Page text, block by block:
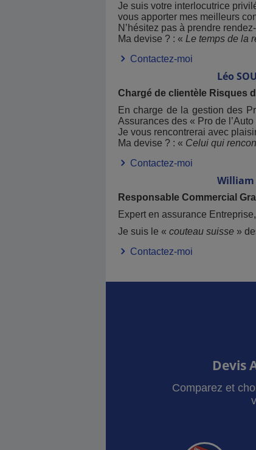
Je suis votre interlocutrice
vous apporter mes meilleurs
N’hésitez pas à prendre
Ma devise ? : « Le temps de la
Contactez-moi
Léo
Chargé de clientèle Risques
En charge de la gestion des
Assurances des « Pro de
Je vous rencontrerai avec
Ma devise ? : « Celui qui
Contactez-moi
William
Responsable Commercial
Expert en assurance
Je suis le « couteau suisse»
Contactez-moi
Devis
Comparez et